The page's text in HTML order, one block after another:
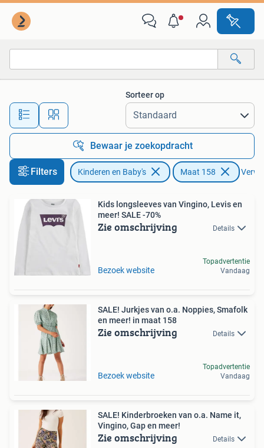
Alle afstanden…
Sorteer op
Bewaar je zoekopdracht
Filters Kinderen en Baby's Maat 158
Kids longsleeves van Vingino, Levis en
meer! SALE -70%
Zie omschrijving Details
Bezoek website
Topadvertentie
Vandaag
SALE! Jurkjes van o.a. Noppies, Smafolk
en meer! in maat 158
Zie omschrijving Details
Bezoek website
Topadvertentie
Vandaag
SALE! Kinderbroeken van o.a. Name it,
Vingino, Gap en meer!
Zie omschrijving Details